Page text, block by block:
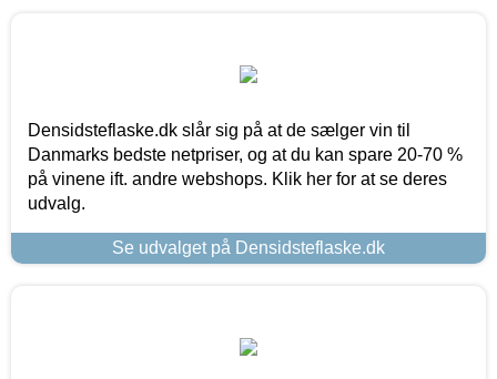
Densidsteflaske.dk slår sig på at de sælger vin til
Danmarks bedste netpriser, og at du kan spare 20-70 %
på vinene ift. andre webshops. Klik her for at se deres
udvalg.
Se udvalget på Densidsteflaske.dk